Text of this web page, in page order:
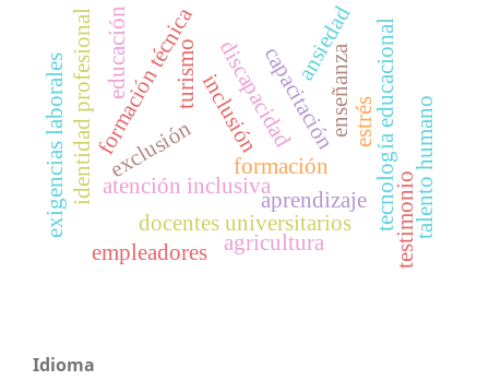
formación
atención inclusiva
identidad profesional enseñanza
aprendizaje
inclusión
exclusión discapacidadcapacitación tecnología educacional
estrés
ansiedad
exigencias laborales
docentes universitarios
agricultura
formación técnica
turismo
educación
talento humano
empleadores testimonio
Idioma